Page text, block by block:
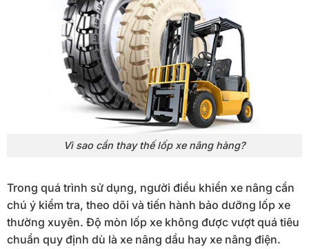
Vì sao cần thay thế lốp xe nâng hàng?
Trong quá trình sử dụng, người điều khiển xe nâng cần
chú ý kiểm tra, theo dõi và tiến hành bảo dưỡng lốp xe
thường xuyên. Độ mòn lốp xe không được vượt quá tiêu
chuẩn quy định dù là xe nâng dầu hay xe nâng điện.